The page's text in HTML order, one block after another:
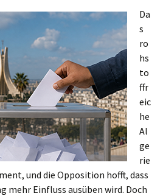
Da
s
ro
hs
to
ffr
eic
he
Al
ge
rie
und die Opposition hofft, dass
mehr Einfluss ausüben wird. Doch